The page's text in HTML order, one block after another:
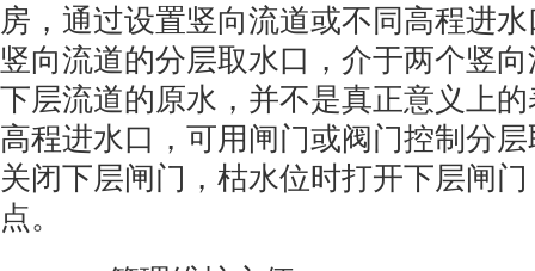
房，通过设置竖向流道或不同高程进
竖向流道的分层取水口，介于两个竖
下层流道的原水，并不是真正意义上
高程进水口，可用闸门或阀门控制分
关闭下层闸门，枯水位时打开下层闸
点。